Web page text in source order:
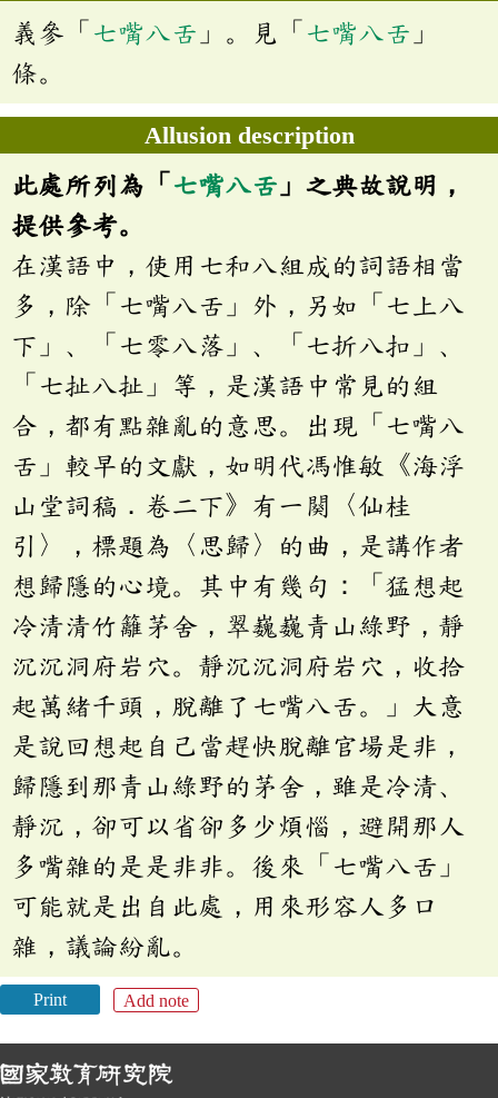
義參「 七嘴八舌 」。見「 七嘴八舌 」
條。
Allusion description
此處所列為「 七嘴八舌 」之典故說明，
提供參考。
在漢語中，使用七和八組成的詞語相當
多，除「七嘴八舌」外，另如「七上八
下」、「七零八落」、「七折八扣」、
「七扯八扯」等，是漢語中常見的組
合，都有點雜亂的意思。出現「七嘴八
舌」較早的文獻，如明代馮惟敏《海浮
山堂詞稿．卷二下》有一闋〈仙桂
引〉，標題為〈思歸〉的曲，是講作者
想歸隱的心境。其中有幾句：「猛想起
冷清清竹籬茅舍，翠巍巍青山綠野，靜
沉沉洞府岩穴。靜沉沉洞府岩穴，收拾
起萬緒千頭，脫離了七嘴八舌。」大意
是說回想起自己當趕快脫離官場是非，
歸隱到那青山綠野的茅舍，雖是冷清、
靜沉，卻可以省卻多少煩惱，避開那人
多嘴雜的是是非非。後來「七嘴八舌」
可能就是出自此處，用來形容人多口
雜，議論紛亂。
Print Add note